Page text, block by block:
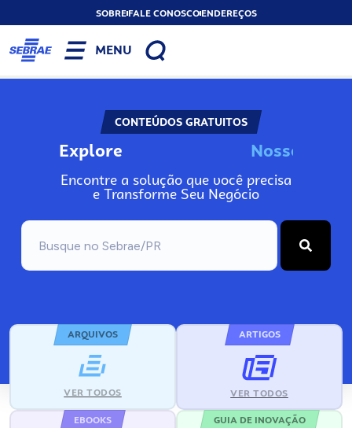
SOBREFALE CONOSCOENDEREÇOS
MENU
CONTEÚDOS GRATUITOS
Explore Nosso
Encontre a solução que você precisa
e Transforme Seu Negócio
ARQUIVOS
VER TODOS
ARTIGOS
VER TODOS
EBOOKS GUIA DE INOVAÇÃO